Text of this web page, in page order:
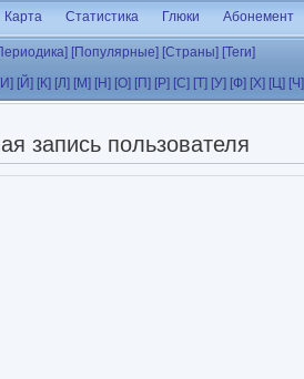
Карта Статистика Глюки Абонемент
[Популярные] [Страны] [Теги]
[И] [Й] [К] [Л] [М] [Н] [О] [П] [Р] [С] [Т] [У] [Ф] [Х] [Ц] [Ч]
запись пользователя